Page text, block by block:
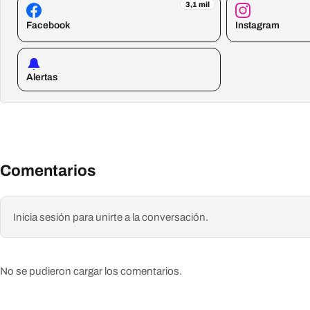
3,1 mil
Facebook Instagram
Alertas
Comentarios
Inicia sesión para unirte a la conversación.
No se pudieron cargar los comentarios.